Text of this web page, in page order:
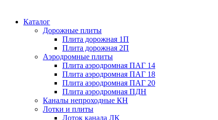
Каталог
Дорожные плиты
Плита дорожная 1П
Плита дорожная 2П
Аэродромные плиты
Плита аэродромная ПАГ 14
Плита аэродромная ПАГ 18
Плита аэродромная ПАГ 20
Плита аэродромная ПДН
Каналы непроходные КН
Лотки и плиты
Лоток канала ЛК